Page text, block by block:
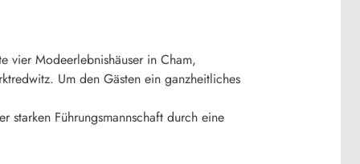
vier Modeerlebnishäuser in Cham,
Um den Gästen ein ganzheitliches
starken Führungsmannschaft durch eine